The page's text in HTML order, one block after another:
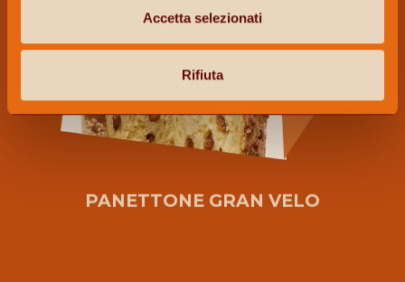
Accetta selezionati
Rifiuta
PANETTONE GRAN VELO